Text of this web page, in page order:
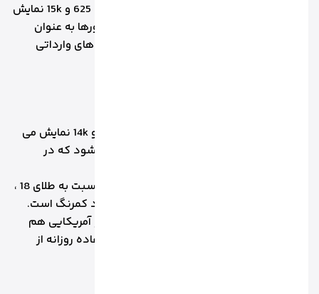
این طلا درصد خلوص 62.5 درصد دارد و با عدد 625 و 15k نمایش
داده می شود. این طلاها معمولا در برخی کشورها به عنوان
ساخت طلای روزمره کاربرد دارد و هم چنین طلاهای وارداتی
طلا با عیار طلا با درصد خلوص 58.3 و عدد 583 و 14k نمایش می
دهند که در ایران خیلی به ندرت مشاهده می شود که در
این طلا مقاومت بالا اما درصد خلوص کم تری نسبت به طلای 18 ،
22 ، 24 و 21 و 14 عیار دارد. رنگ آن به صورت زرد کمرنگ است.
خرید طلا با عیار 14 در برخی کشورهای اروپایی و آمریکایی هم
بسیار رایج است. چرا که طلا با عیار 14 برای استفاده روزانه از